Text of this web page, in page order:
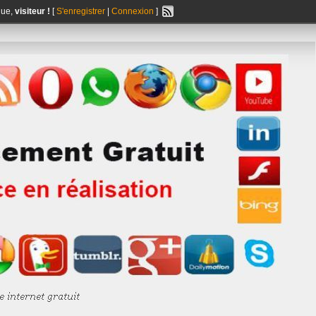
visiteur ! [S'enregistrer Connexion ]